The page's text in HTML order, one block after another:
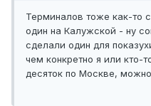
Терминалов тоже как-то
один на Калужской - ну
сделали один для
чем конкретно я или кто-
десяток по Москве,